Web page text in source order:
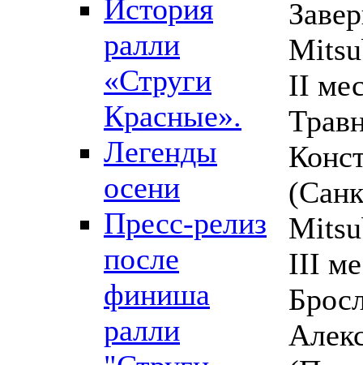
История
ралли
«Струги
Красные».
Легенды
осени
Пресс-релиз
после
финиша
ралли
II
III